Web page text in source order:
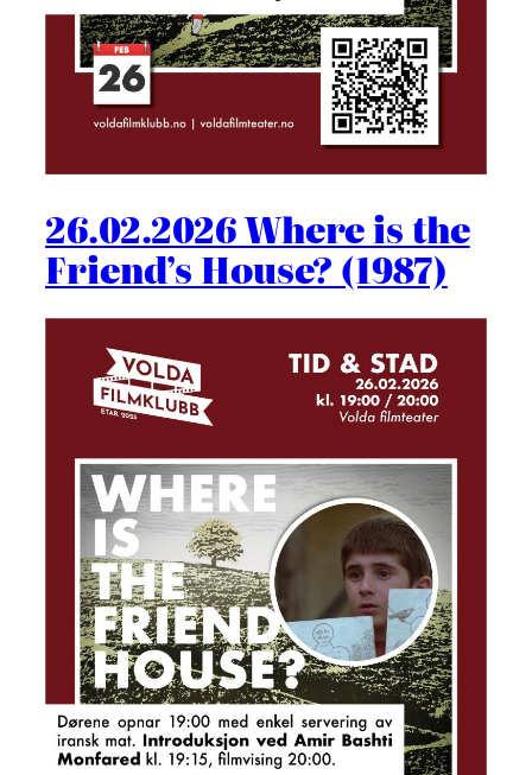
26.02.2026 Where is the
Friend’s House? (1987)